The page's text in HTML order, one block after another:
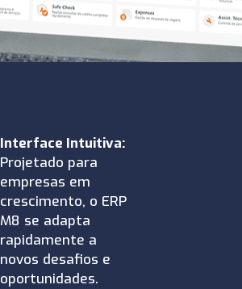
Interface Intuitiva:
Projetado para
empresas em
crescimento, o ERP
M8 se adapta
rapidamente a
novos desafios e
oportunidades.